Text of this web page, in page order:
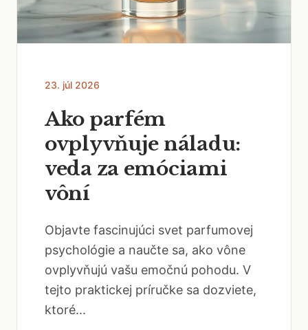
23. júl 2026
Ako parfém
ovplyvňuje náladu:
veda za emóciami
vôní
Objavte fascinujúci svet parfumovej
psychológie a naučte sa, ako vône
ovplyvňujú vašu emočnú pohodu. V
tejto praktickej príručke sa dozviete,
ktoré...